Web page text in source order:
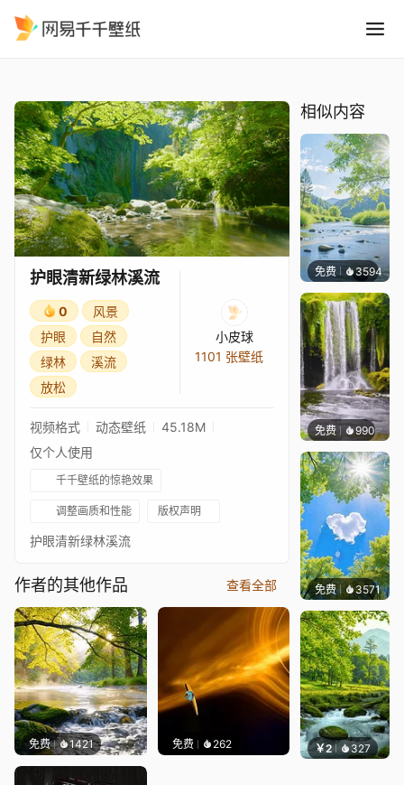
护眼清新绿林溪流
0
风景
护眼
自然
绿林
溪流
放松
小皮球
1101 张壁纸
视频格式 动态壁纸
45.18M
仅个人使用
千千壁纸的惊艳效果
调整画质和性能 版权声明
护眼清新绿林溪流
作者的其他作品 查看全部
免费 1421 免费 262
相似内容
免费 3594豆子
免费 990小皮球
免费 3571豆子
￥2 327小皮